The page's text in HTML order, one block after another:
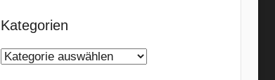
Kategorien
Kategorien